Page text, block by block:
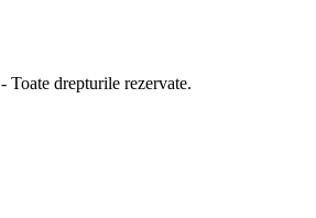
- Toate drepturile rezervate.